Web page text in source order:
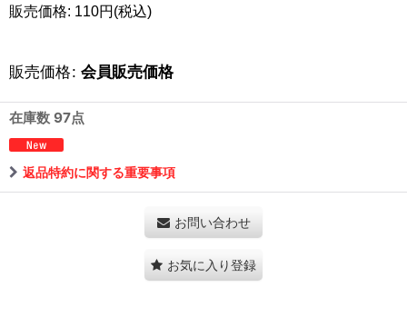
販売価格: 110円(税込)
販売価格: 会員販売価格
在庫数 97点
返品特約に関する重要事項
お問い合わせ
お気に入り登録